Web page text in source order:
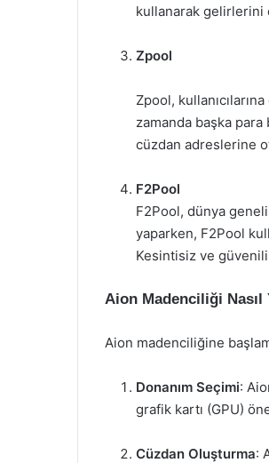
kullanarak gelirlerini
Zpool
Zpool,
zamanda başka
cüzdan adreslerine
F2Pool
F2Pool, dünya
yaparken, F2Pool
Kesintisiz ve
Aion Madenciliği Nasıl
Aion madenciliğine
Donanım Seçimi:
grafik kartı (GPU)
Cüzdan Oluşturma: